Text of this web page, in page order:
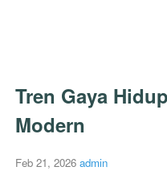
Tren Gaya
Modern
Feb 21, 2026 admin